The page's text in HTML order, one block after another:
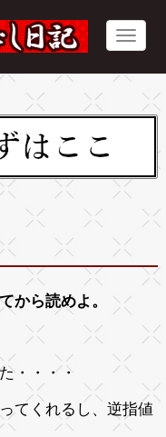
から読めよ。
・・・・
てくれるし、逆指値